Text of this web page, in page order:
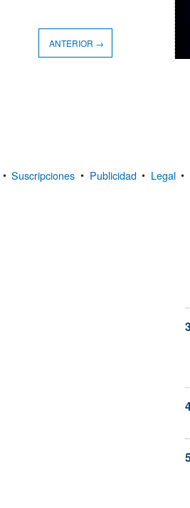
ANTERIOR →
• Suscripciones • Publicidad • Legal •